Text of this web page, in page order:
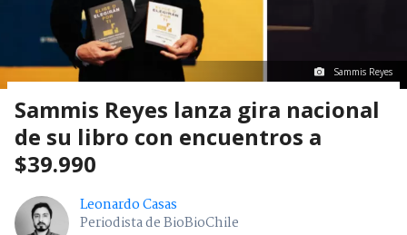
Sammis Reyes
Sammis Reyes lanza gira nacional
de su libro con encuentros a
$39.990
Leonardo Casas
Periodista de BioBioChile